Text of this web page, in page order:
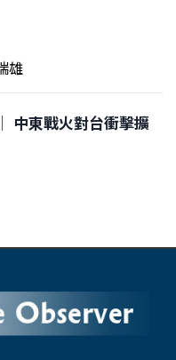
雄
中東戰火對台衝擊擴